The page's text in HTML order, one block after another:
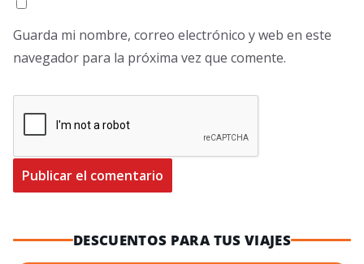
Guarda mi nombre, correo electrónico y web en este
navegador para la próxima vez que comente.
DESCUENTOS PARA TUS VIAJES